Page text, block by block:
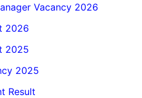
Vacancy 2026
2026
2025
2025
Result